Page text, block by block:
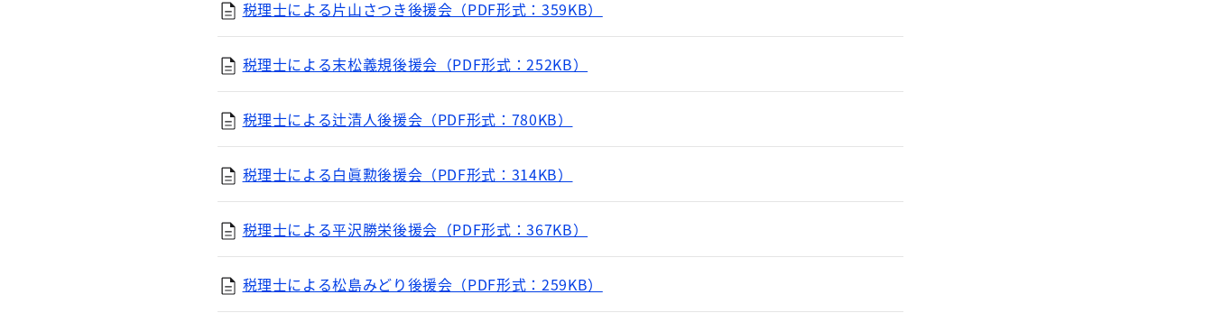
税理士による片山さつき後援会（PDF形式：359KB）
税理士による末松義規後援会（PDF形式：252KB）
税理士による辻清人後援会（PDF形式：780KB）
税理士による白眞勲後援会（PDF形式：314KB）
税理士による平沢勝栄後援会（PDF形式：367KB）
税理士による松島みどり後援会（PDF形式：259KB）